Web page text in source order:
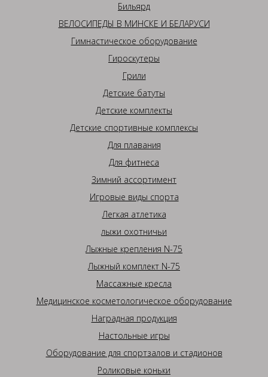
Бильярд
ВЕЛОСИПЕДЫ В МИНСКЕ И БЕЛАРУСИ
Гимнастическое оборудование
Гироскутеры
Грили
Детские батуты
Детские комплекты
Детские спортивные комплексы
Для плавания
Для фитнеса
Зимний ассортимент
Игровые виды спорта
Легкая атлетика
лыжи охотничьи
Лыжные крепления N-75
Лыжный комплект N-75
Массажные кресла
Медицинское косметологическое оборудование
Наградная продукция
Настольные игры
Оборудование для спортзалов и стадионов
Роликовые коньки